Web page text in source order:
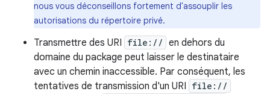
nous vous déconseillons fortement d'assouplir les
autorisations du répertoire privé.
Transmettre des URI file:// en dehors du
domaine du package peut laisser le destinataire
avec un chemin inaccessible. Par conséquent, les
tentatives de transmission d'un URI file://